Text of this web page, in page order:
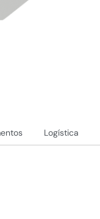
Logística